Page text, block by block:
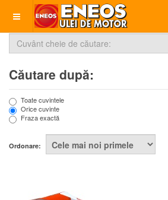
Căutare după:
Toate cuvintele
Orice cuvinte
Fraza exactă
Ordonare: